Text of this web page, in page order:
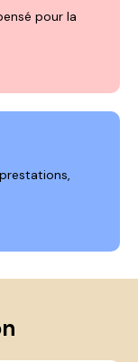
pour la